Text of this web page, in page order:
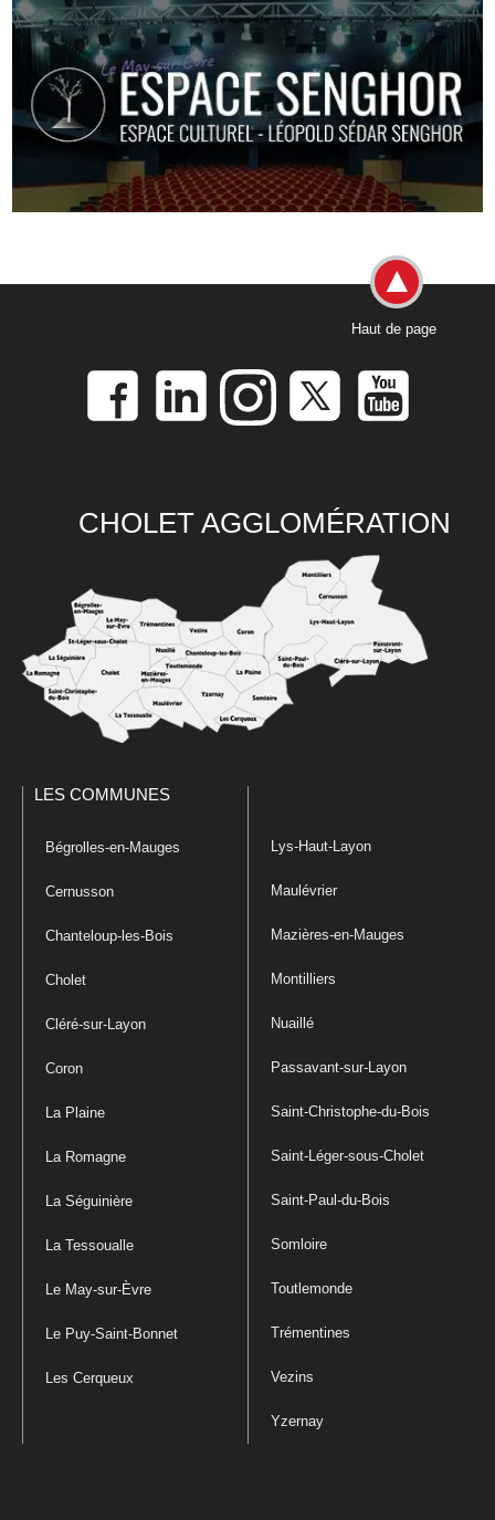
Haut de page
CHOLET AGGLOMÉRATION
LES COMMUNES
Bégrolles-en-Mauges
Cernusson
Chanteloup-les-Bois
Cholet
Cléré-sur-Layon
Coron
La Plaine
La Romagne
La Séguinière
La Tessoualle
Le May-sur-Èvre
Le Puy-Saint-Bonnet
Les Cerqueux
Lys-Haut-Layon
Maulévrier
Mazières-en-Mauges
Montilliers
Nuaillé
Passavant-sur-Layon
Saint-Christophe-du-Bois
Saint-Léger-sous-Cholet
Saint-Paul-du-Bois
Somloire
Toutlemonde
Trémentines
Vezins
Yzernay